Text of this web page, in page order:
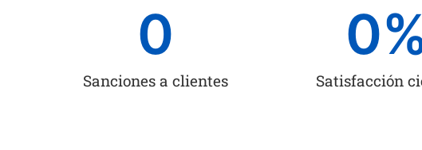
Sanciones a clientes
0
Satisfacción
0